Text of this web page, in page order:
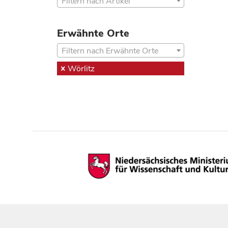
Erwähnte Orte
Filtern nach Erwähnte Orte
Wörlitz